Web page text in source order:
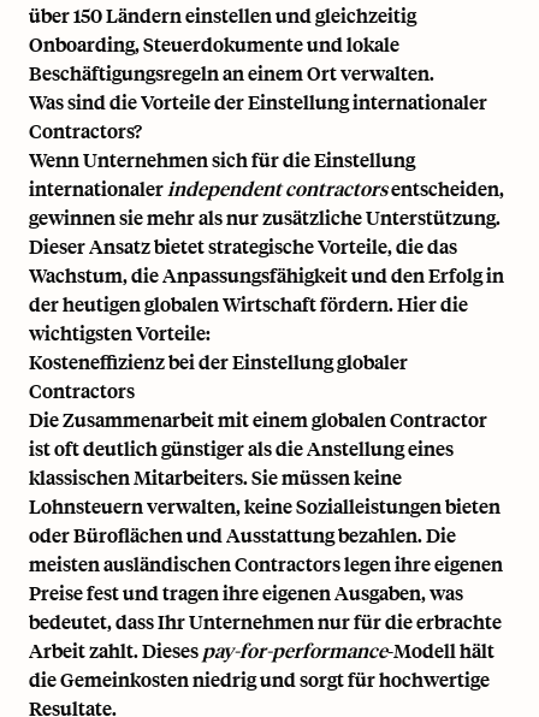
über 150 Ländern einstellen und gleichzeitig
Onboarding, Steuerdokumente und lokale
Beschäftigungsregeln an einem Ort verwalten.
Was sind die Vorteile der Einstellung internationaler
Contractors?
Wenn Unternehmen sich für die Einstellung
internationalerindependent contractorsentscheiden,
gewinnen sie mehr als nur zusätzliche Unterstützung.
Dieser Ansatz bietetstrategische Vorteile, die das
Wachstum, die Anpassungsfähigkeit und den Erfolg in
der heutigen globalen Wirtschaft fördern. Hier die
wichtigsten Vorteile:
Kosteneffizienz bei der Einstellung globaler
Contractors
Die Zusammenarbeit mit einem globalen Contractor
ist oft deutlich günstiger als die Anstellung eines
klassischen Mitarbeiters. Sie müssen keine
Lohnsteuern verwalten, keine Sozialleistungen bieten
oder Büroflächen und Ausstattung bezahlen. Die
meisten ausländischen Contractors legen ihre eigenen
Preise fest und tragen ihre eigenen Ausgaben, was
bedeutet, dass Ihr Unternehmen nur für die erbrachte
Arbeit zahlt. Diesespay-for-performance-Modell hält
die Gemeinkosten niedrig und sorgt für hochwertige
Resultate.